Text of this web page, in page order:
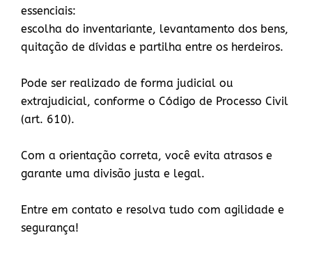
essenciais:
escolha do inventariante, levantamento dos bens,
quitação de dívidas e partilha entre os herdeiros.
Pode ser realizado de forma judicial ou
extrajudicial, conforme o Código de Processo Civil
(art. 610).
Com a orientação correta, você evita atrasos e
garante uma divisão justa e legal.
Entre em contato e resolva tudo com agilidade e
segurança!